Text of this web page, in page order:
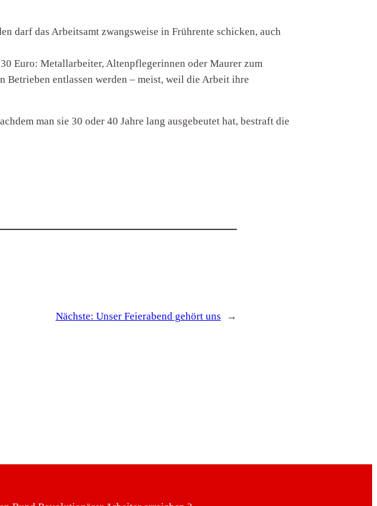
darf das Arbeitsamt zwangsweise in Frührente schicken, auch
Euro: Metallarbeiter, Altenpflegerinnen oder Maurer zum
Betrieben entlassen werden – meist, weil die Arbeit ihre
man sie 30 oder 40 Jahre lang ausgebeutet hat, bestraft die
Nächste: Unser Feierabend gehört uns →